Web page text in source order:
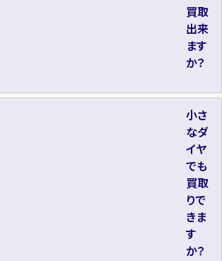
買取
出来
ます
か？
小さ
なダ
イヤ
でも
買取
りで
きま
す
か？